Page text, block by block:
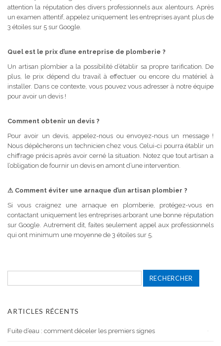
attention la réputation des divers professionnels aux alentours. Après
un examen attentif, appelez uniquement les entreprises ayant plus de
3 étoiles sur 5 sur Google.
Quel est le prix d’une entreprise de plomberie ?
Un artisan plombier a la possibilité d’établir sa propre tarification. De
plus, le prix dépend du travail à effectuer ou encore du matériel à
installer. Dans ce contexte, vous pouvez vous adresser à notre équipe
pour avoir un devis !
Comment obtenir un devis ?
Pour avoir un devis, appelez-nous ou envoyez-nous un message !
Nous dépêcherons un technicien chez vous. Celui-ci pourra établir un
chiffrage précis après avoir cerné la situation. Notez que tout artisan a
l’obligation de fournir un devis en amont d’une intervention.
⚠ Comment éviter une arnaque d’un artisan plombier ?
Si vous craignez une arnaque en plomberie, protégez-vous en
contactant uniquement les entreprises arborant une bonne réputation
sur Google. Autrement dit, faites seulement appel aux professionnels
qui ont minimum une moyenne de 3 étoiles sur 5.
ARTICLES RÉCENTS
Fuite d’eau : comment déceler les premiers signes